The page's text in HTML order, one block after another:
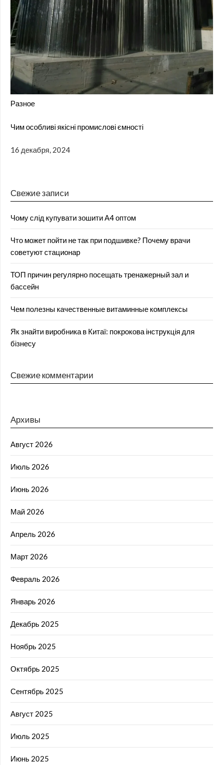
Разное
Чим особливі якісні промислові ємності
16 декабря, 2024
Свежие записи
Чому слід купувати зошити А4 оптом
Что может пойти не так при подшивке? Почему врачи
советуют стационар
ТОП причин регулярно посещать тренажерный зал и
бассейн
Чем полезны качественные витаминные комплексы
Як знайти виробника в Китаї: покрокова інструкція для
бізнесу
Свежие комментарии
Архивы
Август 2026
Июль 2026
Июнь 2026
Май 2026
Апрель 2026
Март 2026
Февраль 2026
Январь 2026
Декабрь 2025
Ноябрь 2025
Октябрь 2025
Сентябрь 2025
Август 2025
Июль 2025
Июнь 2025